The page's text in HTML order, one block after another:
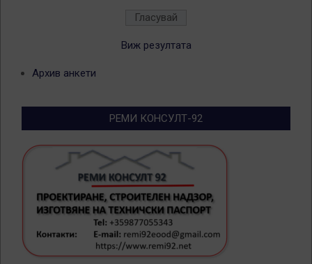
Виж резултата
Архив анкети
РЕМИ КОНСУЛТ-92